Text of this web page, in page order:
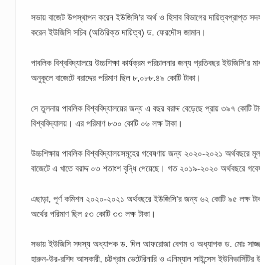
সভায় বাজেট উপস্থাপন করেন ইউজিসি’র অর্থ ও হিসাব বিভাগের
করেন ইউজিসি সচিব (অতিরিক্ত দায়িত্ব) ড. ফেরদৌস জামান।
পাবলিক বিশ্ববিদ্যালয়ে উচ্চশিক্ষা কার্যক্রম পরিচালনার জন্য প্রতিবছর
অনুকূলে বাজেটে বরাদ্দের পরিমাণ ছিল ৮,০৮৮.৪৯ কোটি টাকা।
সে তুলনায় পাবলিক বিশ্ববিদ্যালয়ের জন্য এ বছর বরাদ্দ বেড়েছে প্রায় ৩৯৭ কোটি
বিশ্ববিদ্যালয়। এর পরিমাণ ৮৩০ কোটি ০৬ লক্ষ টাকা।
উচ্চশিক্ষায় পাবলিক বিশ্ববিদ্যালয়সমূহের গবেষণায় জন্য ২০২০-২০২১ অর্থবছরে
বাজেটে এ খাতে বরাদ্দ ০৩ শতাংশ বৃদ্ধি পেয়েছে। গত ২০১৯-২০২০ অর্থবছরে
এছাড়া, পূর্ণ কমিশন ২০২০-২০২১ অর্থবছরে ইউজিসি’র জন্য ৬২ কোটি ৯৫ লক্ষ
অর্থের পরিমাণ ছিল ৫৩ কোটি ৩৩ লক্ষ টাকা।
সভায় ইউজিসি সদস্য অধ্যাপক ড. দিল আফরোজা বেগম ও অধ্যাপক ড. মোঃ
হারুন-উর-রশিদ আসকারী, চট্টগ্রাম ভেটেরিনারি ও এনিম্যাল সাইন্সেস